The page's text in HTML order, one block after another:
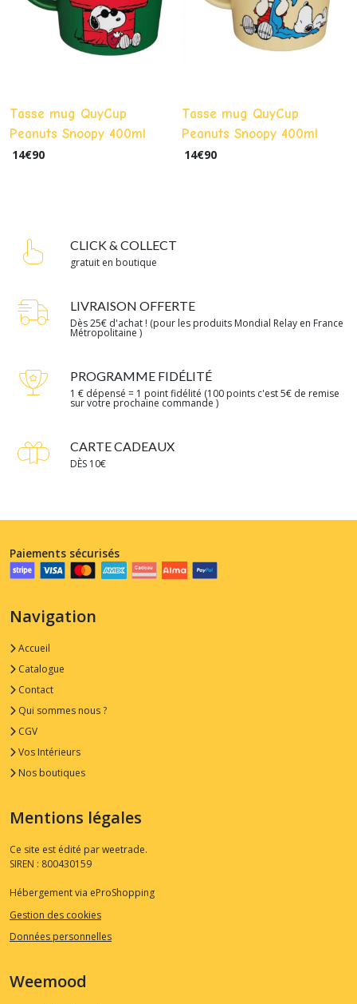
Tasse mug QuyCup
Peanuts Snoopy 400ml
(Good Vibes)
14€90
Tasse mug QuyCup
Peanuts Snoopy 400ml
(Dog is a Best Friends)
14€90
CLICK & COLLECT
gratuit en boutique
LIVRAISON OFFERTE
Dès 25€ d'achat ! (pour les produits Mondial Relay en France
Métropolitaine )
PROGRAMME FIDÉLITÉ
1 € dépensé = 1 point fidélité (100 points c'est 5€ de remise
sur votre prochaine commande )
CARTE CADEAUX
DÈS 10€
Paiements sécurisés
Navigation
Accueil
Catalogue
Contact
Qui sommes nous ?
CGV
Vos Intérieurs
Nos boutiques
Mentions légales
Ce site est édité par weetrade.
SIREN : 800430159
Hébergement via eProShopping
Gestion des cookies
Données personnelles
Weemood